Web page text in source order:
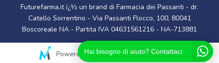
Futurefarma.it ï¿½ un brand di Farmacia dei Passanti - dr.
Catello Sorrentino - Via Passanti Flocco, 100, 80041
Boscoreale NA - Partita IVA 04631561216 - NA-713881
Powered By Migliorshop® 2006 - 2026
Hai bisogno di aiuto? Contattaci